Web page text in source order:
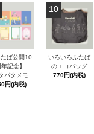
たば公開10
年記念】
パタメモ
円(内税)
10
いろいろふたば
のエコバッグ
770円(内税)